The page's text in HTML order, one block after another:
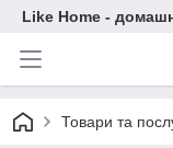
Like Home -
Товари та